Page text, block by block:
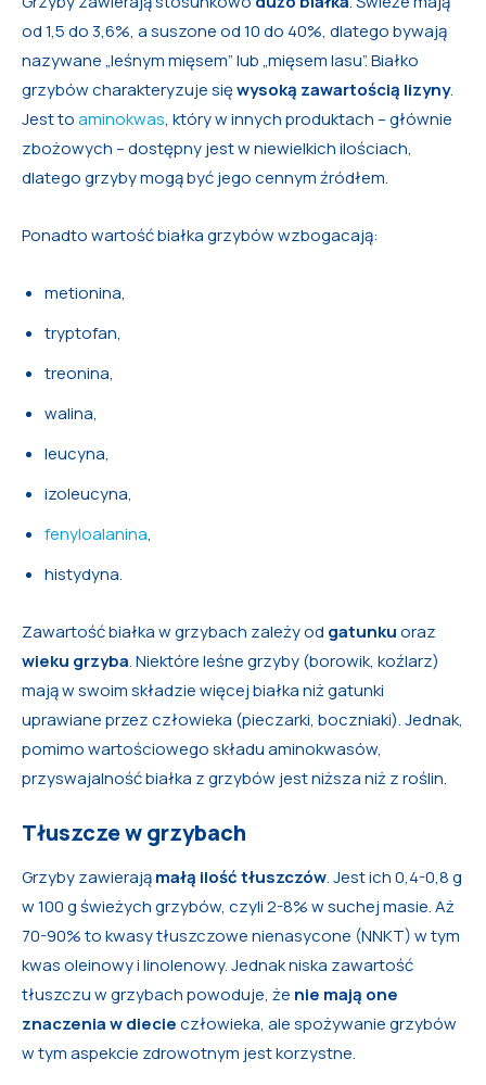
od 1,5 do 3,6%, a suszone od 10 do 40%, dlatego bywają
nazywane „leśnym mięsem” lub „mięsem lasu”. Białko
grzybów charakteryzuje sięwysoką zawartością lizyny.
Jest toaminokwas, który w innych produktach – głównie
zbożowych – dostępny jest w niewielkich ilościach,
dlatego grzyby mogą być jego cennym źródłem.
Ponadto wartość białka grzybów wzbogacają:
metionina,
tryptofan,
treonina,
walina,
leucyna,
izoleucyna,
fenyloalanina,
histydyna.
Zawartość białka w grzybach zależy od gatunkuoraz
wieku grzyba. Niektóre leśne grzyby (borowik, koźlarz)
mają w swoim składzie więcej białka niż gatunki
uprawiane przez człowieka (pieczarki, boczniaki). Jednak,
pomimo wartościowego składu aminokwasów,
przyswajalność białka z grzybów jest niższa niż z roślin.
Tłuszcze w grzybach
Grzyby zawierająmałą ilość tłuszczów. Jest ich 0,4-0,8 g
w 100 g świeżych grzybów, czyli 2-8% w suchej masie. Aż
70-90% to kwasy tłuszczowe nienasycone (NNKT) w tym
kwas oleinowy i linolenowy. Jednak niska zawartość
tłuszczu w grzybach powoduje, że nie mają one
znaczenia w diecieczłowieka, ale spożywanie grzybów
w tym aspekcie zdrowotnym jest korzystne.